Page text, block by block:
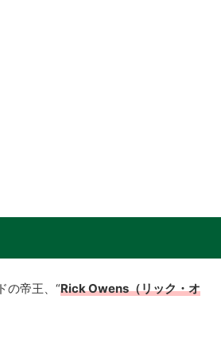
の帝王、“Rick Owens（リック・オ